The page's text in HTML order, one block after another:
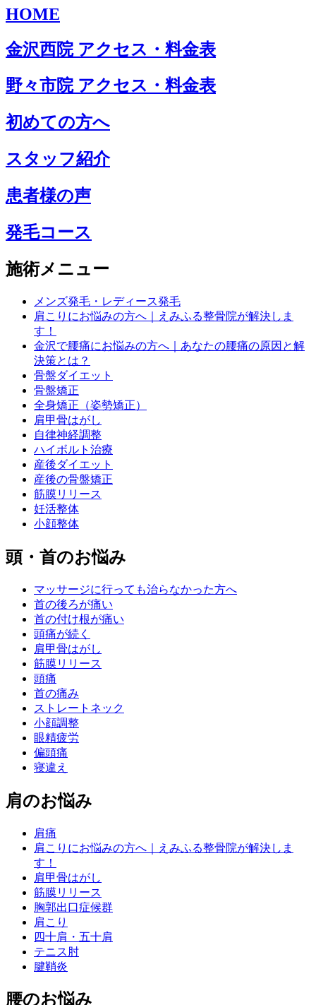
HOME
金沢西院 アクセス・料金表
野々市院 アクセス・料金表
初めての方へ
スタッフ紹介
患者様の声
発毛コース
施術メニュー
メンズ発毛・レディース発毛
肩こりにお悩みの方へ｜えみふる整骨院が解決しま
す！
金沢で腰痛にお悩みの方へ｜あなたの腰痛の原因と解
決策とは？
骨盤ダイエット
骨盤矯正
全身矯正（姿勢矯正）
肩甲骨はがし
自律神経調整
ハイボルト治療
産後ダイエット
産後の骨盤矯正
筋膜リリース
妊活整体
小顔整体
頭・首のお悩み
マッサージに行っても治らなかった方へ
首の後ろが痛い
首の付け根が痛い
頭痛が続く
肩甲骨はがし
筋膜リリース
頭痛
首の痛み
ストレートネック
小顔調整
眼精疲労
偏頭痛
寝違え
肩のお悩み
肩痛
肩こりにお悩みの方へ｜えみふる整骨院が解決しま
す！
肩甲骨はがし
筋膜リリース
胸郭出口症候群
肩こり
四十肩・五十肩
テニス肘
腱鞘炎
腰のお悩み